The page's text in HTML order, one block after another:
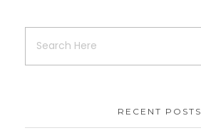
RECENT POSTS